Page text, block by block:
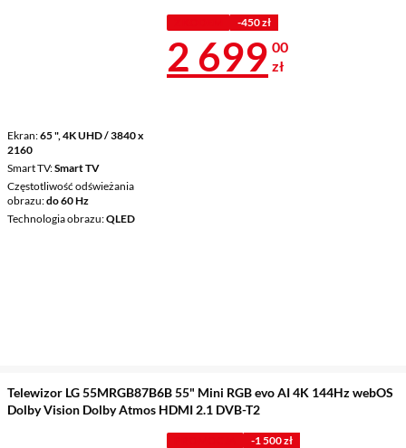
Ekran 65 ", 4K UHD / 3840 x
2160
Smart TV Smart TV
Częstotliwość odświeżania
obrazu do 60 Hz
Technologia obrazu QLED
-450 zł
Cena 2 699 zł
2 699 00
zł
Telewizor LG 55MRGB87B6B 55" Mini RGB evo AI 4K 144Hz webOS
Dolby Vision Dolby Atmos HDMI 2.1 DVB-T2
-1 500 zł